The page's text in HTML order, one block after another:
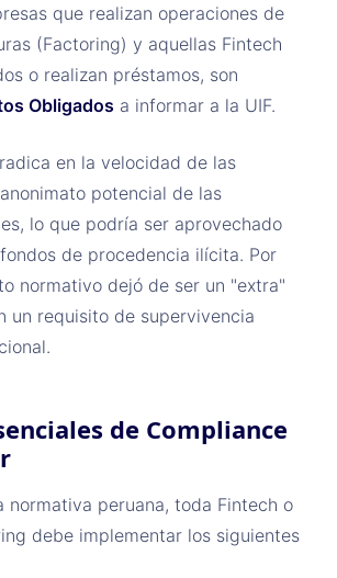
que realizan operaciones de
(Factoring) y aquellas Fintech
o realizan préstamos, son
Obligados a informar a la UIF.
en la velocidad de las
potencial de las
lo que podría ser aprovechado
de procedencia ilícita. Por
normativo dejó de ser un "extra"
un requisito de supervivencia
de Compliance
normativa peruana, toda Fintech o
debe implementar los siguientes